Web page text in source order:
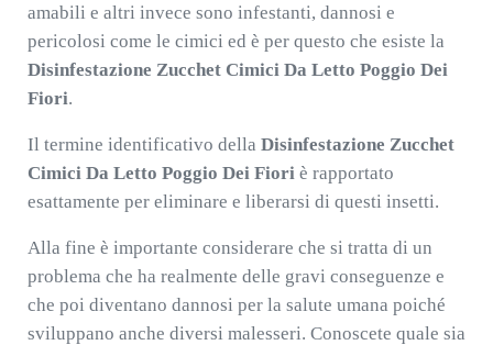
amabili e altri invece sono infestanti, dannosi e
pericolosi come le cimici ed è per questo che esiste la
Disinfestazione Zucchet Cimici Da Letto Poggio Dei
Fiori.
Il termine identificativo della Disinfestazione Zucchet
Cimici Da Letto Poggio Dei Fiori è rapportato
esattamente per eliminare e liberarsi di questi insetti.
Alla fine è importante considerare che si tratta di un
problema che ha realmente delle gravi conseguenze e
che poi diventano dannosi per la salute umana poiché
sviluppano anche diversi malesseri. Conoscete quale sia